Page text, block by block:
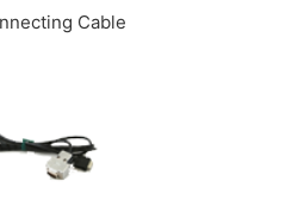
Cable